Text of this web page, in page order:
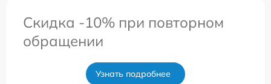
Скидка -10% при повторном
обращении
Узнать подробнее